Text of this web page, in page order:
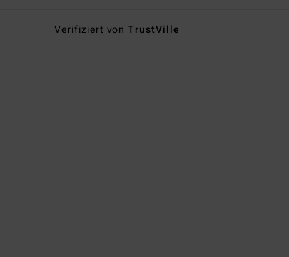
Verifiziert vonTrustVille